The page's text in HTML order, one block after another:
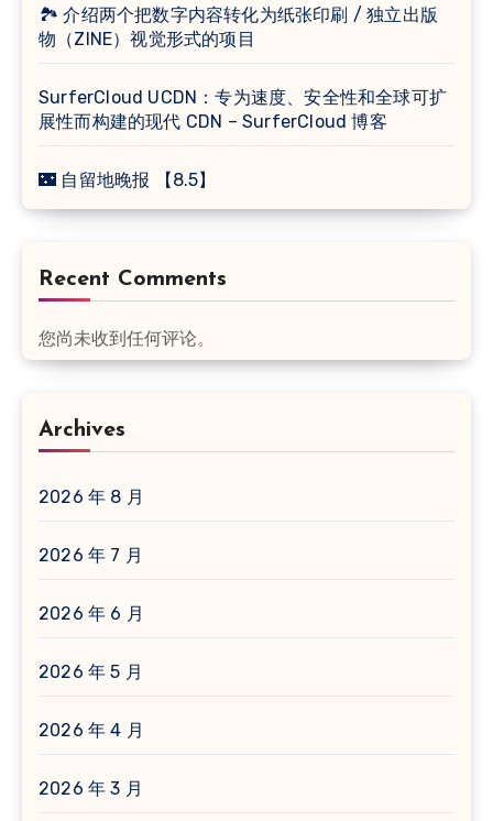
🏞 介绍两个把数字内容转化为纸张印刷 / 独立出版
物（ZINE）视觉形式的项目
SurferCloud UCDN：专为速度、安全性和全球可扩
展性而构建的现代 CDN – SurferCloud 博客
🌃 自留地晚报 【8.5】
Recent Comments
您尚未收到任何评论。
Archives
2026 年 8 月
2026 年 7 月
2026 年 6 月
2026 年 5 月
2026 年 4 月
2026 年 3 月